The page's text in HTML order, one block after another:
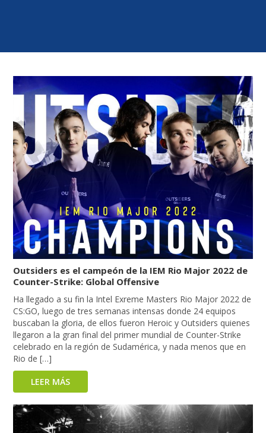
Outsiders es el campeón de la IEM Rio Major 2022 de
Counter-Strike: Global Offensive
Ha llegado a su fin la Intel Exreme Masters Rio Major 2022 de
CS:GO, luego de tres semanas intensas donde 24 equipos
buscaban la gloria, de ellos fueron Heroic y Outsiders quienes
llegaron a la gran final del primer mundial de Counter-Strike
celebrado en la región de Sudamérica, y nada menos que en
Rio de […]
LEER MÁS